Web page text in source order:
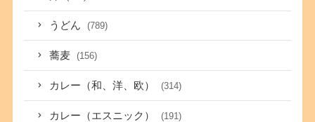
うどん (789)
蕎麦 (156)
カレー（和、洋、欧） (314)
カレー（エスニック） (191)